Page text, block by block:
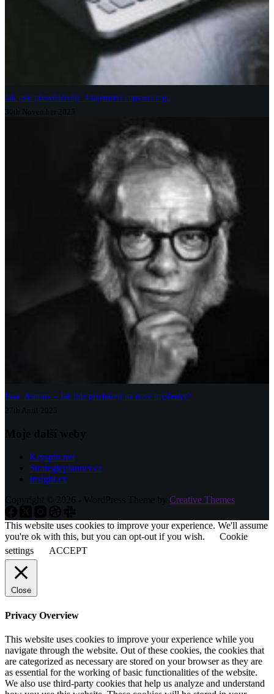
Jak psát přesvědčivěji: 4 tajemství copywritingu
30th November 2025
Isaac Asimov – Jak lidé přicházejí na nové myšlenky?
27th April 2025
Moje další weby
Kryspin.net
Strategicplanner.cz
Insight.cz
Copyright © 2026 - WordPress Theme by Creative Themes
This website uses cookies to improve your experience. We'll assume
you're ok with this, but you can opt-out if you wish.
Cookie
settings
ACCEPT
Close
Privacy Overview
This website uses cookies to improve your experience while you
navigate through the website. Out of these cookies, the cookies that
are categorized as necessary are stored on your browser as they are
as essential for the working of basic functionalities of the website.
We also use third-party cookies that help us analyze and understand